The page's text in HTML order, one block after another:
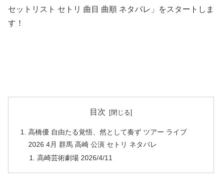
セットリスト セトリ 曲目 曲順 ネタバレ」をスタートしま
す！
目次
高橋優 自由たる覚悟、然として奏ず ツアー ライブ
2026 4月 群馬 高崎 公演 セトリ ネタバレ
高崎芸術劇場 2026/4/11